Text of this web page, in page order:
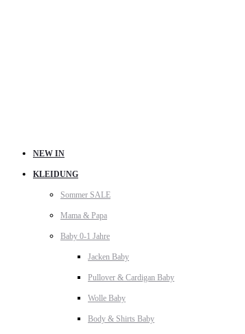
NEW IN
KLEIDUNG
Sommer SALE
Mama & Papa
Baby 0-1 Jahre
Jacken Baby
Pullover & Cardigan Baby
Wolle Baby
Body & Shirts Baby